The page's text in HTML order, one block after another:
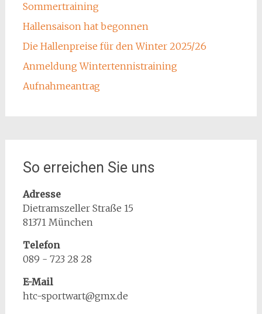
Sommertraining
Hallensaison hat begonnen
Die Hallenpreise für den Winter 2025/26
Anmeldung Wintertennistraining
Aufnahmeantrag
So erreichen Sie uns
Adresse
Dietramszeller Straße 15
81371 München
Telefon
089 - 723 28 28
E-Mail
htc-sportwart@gmx.de